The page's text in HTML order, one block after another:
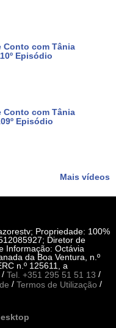
Conto com Tânia
Episódio
Conto com Tânia
Episódio
Mais vídeos
Propriedade: 100%
Diretor de
Informação: Octávia
da Boa Ventura, n.º
n.º 125611, a
/ Tel. +351 295 51 51 13 /
/ Termos de Utilização /